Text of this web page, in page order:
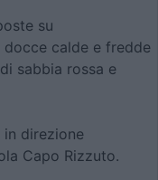
su
calde e fredde
sabbia rossa e
in direzione
Capo Rizzuto.